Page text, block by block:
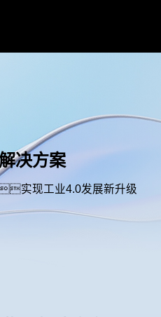
决方案
实现工业4.0发展新升级